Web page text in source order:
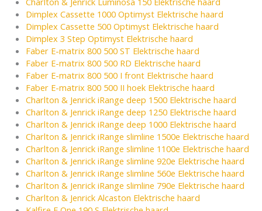
Dimplex Cassette 1000 Optimyst Elektrische haard
Dimplex Cassette 500 Optimyst Elektrische haard
Dimplex 3 Step Optimyst Elektrische haard
Faber E-matrix 800 500 ST Elektrische haard
Faber E-matrix 800 500 RD Elektrische haard
Faber E-matrix 800 500 I front Elektrische haard
Faber E-matrix 800 500 II hoek Elektrische haard
Charlton & Jenrick iRange deep 1500 Elektrische haard
Charlton & Jenrick iRange deep 1250 Elektrische haard
Charlton & Jenrick iRange deep 1000 Elektrische haard
Charlton & Jenrick iRange slimline 1500e Elektrische haard
Charlton & Jenrick iRange slimline 1100e Elektrische haard
Charlton & Jenrick iRange slimline 920e Elektrische haard
Charlton & Jenrick iRange slimline 560e Elektrische haard
Charlton & Jenrick iRange slimline 790e Elektrische haard
Charlton & Jenrick Alcaston Elektrische haard